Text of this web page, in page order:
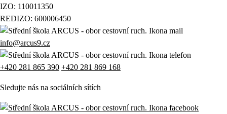
IZO: 110011350
REDIZO: 600006450
info@arcus9.cz
+420 281 865 390 +420 281 869 168
Sledujte nás na sociálních sítích